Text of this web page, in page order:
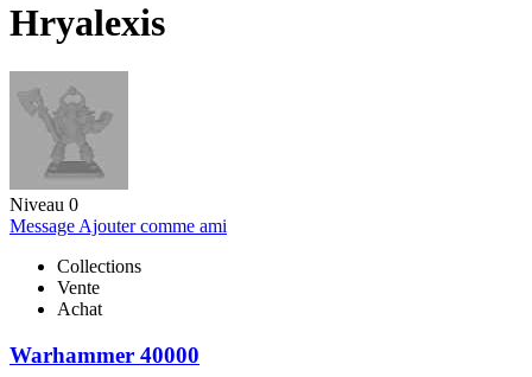
Hryalexis
Niveau 0
Message Ajouter comme ami
Collections
Vente
Achat
Warhammer 40000